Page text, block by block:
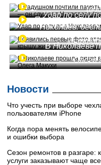
Удар по селу
очевидцы
Появились
Николаев:
В Николаеве
Олега
Новости
Что учесть при выборе
пользователям iPhone
Когда пора менять
и ошибки выбора
Сезон ремонтов в разгаре:
услуги заказывают чаще